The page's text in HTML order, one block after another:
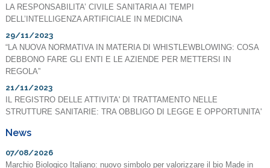
LA RESPONSABILITA’ CIVILE SANITARIA AI TEMPI
DELL’INTELLIGENZA ARTIFICIALE IN MEDICINA
29/11/2023
“LA NUOVA NORMATIVA IN MATERIA DI WHISTLEWBLOWING: COSA
DEBBONO FARE GLI ENTI E LE AZIENDE PER METTERSI IN
REGOLA”
21/11/2023
IL REGISTRO DELLE ATTIVITA' DI TRATTAMENTO NELLE
STRUTTURE SANITARIE: TRA OBBLIGO DI LEGGE E OPPORTUNITA'
News
07/08/2026
Marchio Biologico Italiano: nuovo simbolo per valorizzare il bio Made in